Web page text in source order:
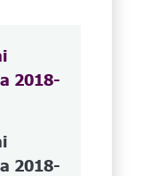
2018-
2018-